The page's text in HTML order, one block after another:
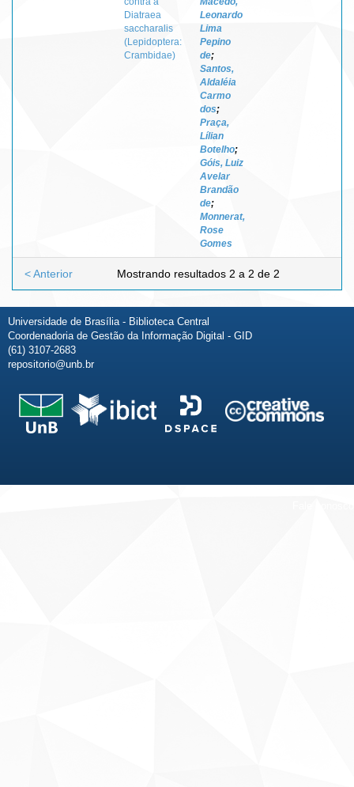
Diatraea
saccharalis
(Lepidoptera:
Crambidae)
Leonardo
Lima
Pepino
de;
Santos,
Aldaléia
Carmo
dos;
Praça,
Lílian
Botelho;
Góis, Luiz
Avelar
Brandão
de;
Monnerat,
Rose
Gomes
Mostrando resultados 2 a 2 de 2
< Anterior
Universidade de Brasília - Biblioteca Central
Coordenadoria de Gestão da Informação Digital - GID
(61) 3107-2683
repositorio@unb.br